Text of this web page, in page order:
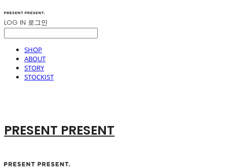
LOG IN 로그인
SHOP
ABOUT
STORY
STOCKIST
PRESENT PRESENT